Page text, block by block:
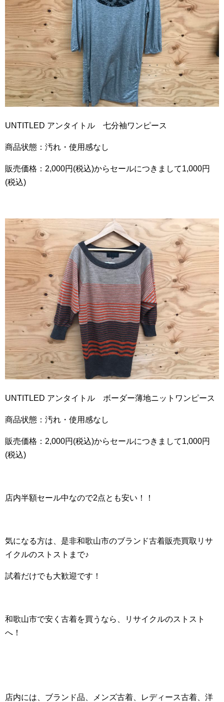
UNTITLED アンタイトル 七分袖ワンピース
商品状態：汚れ・使用感なし
販売価格：2,000円(税込)からセールにつきまして1,000円
(税込)
UNTITLED アンタイトル ボーダー薄地ニットワンピース
商品状態：汚れ・使用感なし
販売価格：2,000円(税込)からセールにつきまして1,000円
(税込)
店内半額セール中なので2点とも安い！！
気になる方は、是非和歌山市のブランド古着販売買取リサ
イクルのストストまで♪
試着だけでも大歓迎です！
和歌山市で安く古着を買うなら、リサイクルのストスト
へ！
店内には、ブランド品、メンズ古着、レディース古着、洋